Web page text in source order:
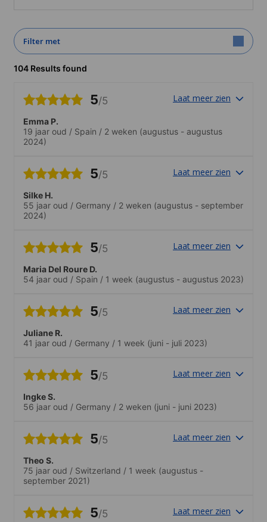
Filter met
104 Results found
5/5 Laat meer zien
Emma P.
19 jaar oud / Spain / 2 weken (augustus - augustus
2024)
5/5 Laat meer zien
Silke H.
55 jaar oud / Germany / 2 weken (augustus - september
2024)
5/5 Laat meer zien
Maria Del Roure D.
54 jaar oud / Spain / 1 week (augustus - augustus 2023)
5/5 Laat meer zien
Juliane R.
41 jaar oud / Germany / 1 week (juni - juli 2023)
5/5 Laat meer zien
Ingke S.
56 jaar oud / Germany / 2 weken (juni - juni 2023)
5/5 Laat meer zien
Theo S.
75 jaar oud / Switzerland / 1 week (augustus -
september 2021)
5/5 Laat meer zien